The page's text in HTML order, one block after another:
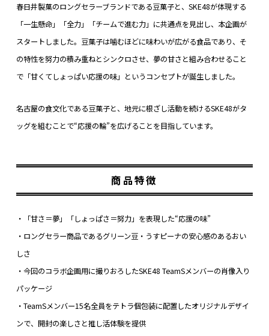
春日井製菓のロングセラーブランドである豆菓子と、SKE48が体現する
「一生懸命」「全力」「チームで進む力」に共通点を見出し、本企画が
スタートしました。豆菓子は噛むほどに味わいが広がる食品であり、そ
の特性を努力の積み重ねとシンクロさせ、夢の甘さと組み合わせること
で「甘くてしょっぱい応援の味」というコンセプトが誕生しました。
名古屋の食文化である豆菓子と、地元に根ざし活動を続けるSKE48がタ
ッグを組むことで“応援の輪”を広げることを目指しています。
商品特徴
・「甘さ＝夢」「しょっぱさ＝努力」を表現した“応援の味”
・ロングセラー商品であるグリーン豆・うすピーナの安心感のあるおい
しさ
・今回のコラボ企画用に撮りおろしたSKE48 TeamSメンバーの肖像入り
パッケージ
・TeamSメンバー15名全員をテトラ個包装に配置したオリジナルデザイ
ンで、開封の楽しさと推し活体験を提供